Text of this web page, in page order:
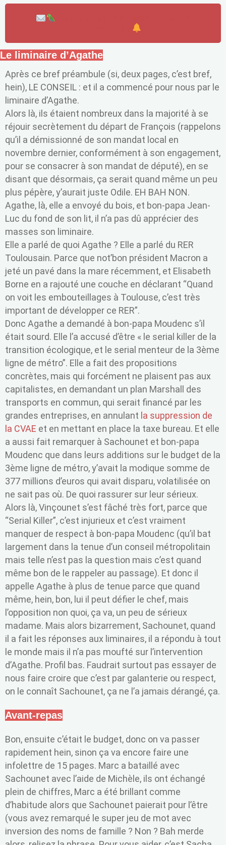
Le liminaire d’Agathe
Après ce bref préambule (si, deux pages, c’est bref,
hein), LE CONSEIL : et il a commencé pour nous par le
liminaire d’Agathe.
Alors là, ils étaient nombreux dans la majorité à se
réjouir secrètement du départ de François (rappelons
qu’il a démissionné de son mandat local en
novembre dernier, conformément à son engagement,
pour se consacrer à son mandat de député), en se
disant que désormais, ça serait quand même un peu
plus pépère, y’aurait juste Odile. EH BAH NON.
Agathe, là, elle a envoyé du bois, et bon-papa Jean-
Luc du fond de son lit, il n’a pas dû apprécier des
masses son liminaire.
Elle a parlé de quoi Agathe ? Elle a parlé du RER
Toulousain. Parce que not’bon président Macron a
jeté un pavé dans la mare récemment, et Elisabeth
Borne en a rajouté une couche en déclarant “Quand
on voit les embouteillages à Toulouse, c’est très
important de développer ce RER”.
Donc Agathe a demandé à bon-papa Moudenc s’il
était sourd. Elle l’a accusé d’être « le serial killer de la
transition écologique, et le serial menteur de la 3ème
ligne de métro”. Elle a fait des propositions
concrètes, mais qui forcément ne plaisent pas aux
capitalistes, en demandant un plan Marshall des
transports en commun, qui serait financé par les
grandes entreprises, en annulant la suppression de
la CVAE et en mettant en place la taxe bureau. Et elle
a aussi fait remarquer à Sachounet et bon-papa
Moudenc que dans leurs additions sur le budget de la
3ème ligne de métro, y’avait la modique somme de
377 millions d’euros qui avait disparu, volatilisée on
ne sait pas où. De quoi rassurer sur leur sérieux.
Alors là, Vinçounet s’est fâché très fort, parce que
“Serial Killer”, c’est injurieux et c’est vraiment
manquer de respect à bon-papa Moudenc (qu’il bat
largement dans la tenue d’un conseil métropolitain
mais telle n’est pas la question mais c’est quand
même bon de le rappeler au passage). Et donc il
appelle Agathe à plus de tenue parce que quand
même, hein, bon, lui il peut défier le chef, mais
l’opposition non quoi, ça va, un peu de sérieux
madame. Mais alors bizarrement, Sachounet, quand
il a fait les réponses aux liminaires, il a répondu à tout
le monde mais il n’a pas moufté sur l’intervention
d’Agathe. Profil bas. Faudrait surtout pas essayer de
nous faire croire que c’est par galanterie ou respect,
on le connaît Sachounet, ça ne l’a jamais dérangé, ça.
Avant-repas
Bon, ensuite c’était le budget, donc on va passer
rapidement hein, sinon ça va encore faire une
infolettre de 15 pages. Marc a bataillé avec
Sachounet avec l’aide de Michèle, ils ont échangé
plein de chiffres, Marc a été brillant comme
d’habitude alors que Sachounet paierait pour l’être
(vous avez remarqué le super jeu de mot avec
inversion des noms de famille ? Non ? Bah merde